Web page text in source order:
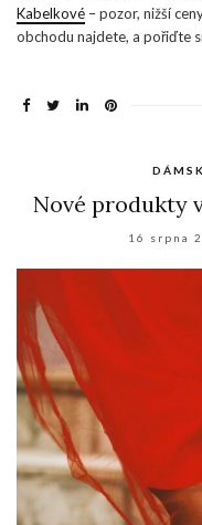
Kabelkové – pozor, nižší
obchodu najdete, a pořiďte
Nové produkty
16 srpna